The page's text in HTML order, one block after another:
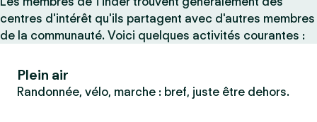
centres d'intérêt qu'ils partagent avec d'autres membres
de la communauté. Voici quelques activités courantes :
Plein air
Randonnée, vélo, marche : bref, juste être dehors.